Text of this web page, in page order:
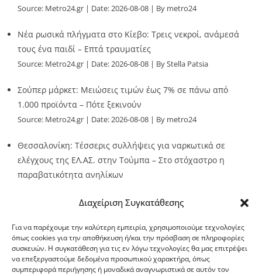
Διαχείριση Συγκατάθεσης
Για να παρέχουμε την καλύτερη εμπειρία, χρησιμοποιούμε τεχνολογίες
όπως cookies για την αποθήκευση ή/και την πρόσβαση σε πληροφορίες
συσκευών. Η συγκατάθεση για τις εν λόγω τεχνολογίες θα μας επιτρέψει
να επεξεργαστούμε δεδομένα προσωπικού χαρακτήρα, όπως
συμπεριφορά περιήγησης ή μοναδικά αναγνωριστικά σε αυτόν τον
Source: Metro24.gr Date: 2026-08-08 By metro24
Νέα ρωσικά πλήγματα στο Κίεβο: Τρεις νεκροί, ανάμεσά
τους ένα παιδί – Επτά τραυματίες
Source: Metro24.gr Date: 2026-08-08 By Stella Patsia
Σούπερ μάρκετ: Μειώσεις τιμών έως 7% σε πάνω από
1.000 προϊόντα – Πότε ξεκινούν
Source: Metro24.gr Date: 2026-08-08 By metro24
Θεσσαλονίκη: Τέσσερις συλλήψεις για ναρκωτικά σε
ελέγχους της ΕΛ.ΑΣ. στην Τούμπα – Στο στόχαστρο η
παραβατικότητα ανηλίκων
G-point.gr